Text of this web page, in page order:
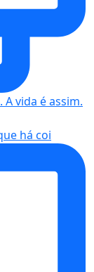
há coi